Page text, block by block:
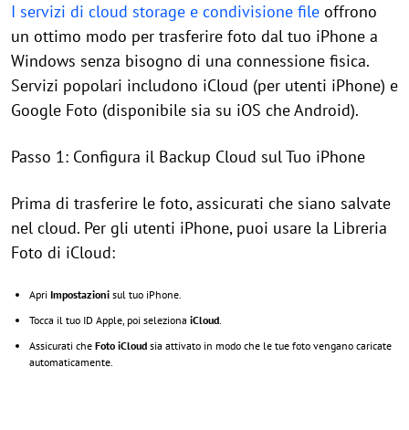
I servizi di cloud storage e condivisione file offrono
un ottimo modo per trasferire foto dal tuo iPhone a
Windows senza bisogno di una connessione fisica.
Servizi popolari includono iCloud (per utenti iPhone) e
Google Foto (disponibile sia su iOS che Android).
Passo 1: Configura il Backup Cloud sul Tuo iPhone
Prima di trasferire le foto, assicurati che siano salvate
nel cloud. Per gli utenti iPhone, puoi usare la Libreria
Foto di iCloud:
Apri Impostazioni sul tuo iPhone.
Tocca il tuo ID Apple, poi seleziona iCloud.
Assicurati che Foto iCloud sia attivato in modo che le tue foto vengano caricate
automaticamente.